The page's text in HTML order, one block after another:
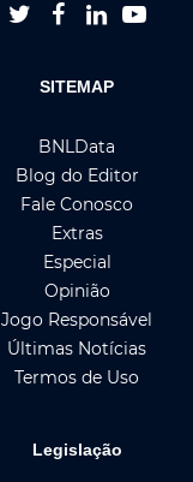
   
SITEMAP
BNLData
Blog do Editor
Fale Conosco
Extras
Especial
Opinião
Jogo Responsável
Últimas Notícias
Termos de Uso
Legislação